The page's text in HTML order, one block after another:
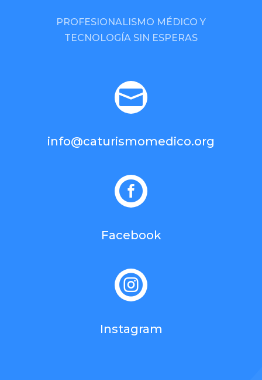
PROFESIONALISMO MÉDICO Y
TECNOLOGÍA SIN ESPERAS

info@caturismomedico.org

Facebook

Instagram